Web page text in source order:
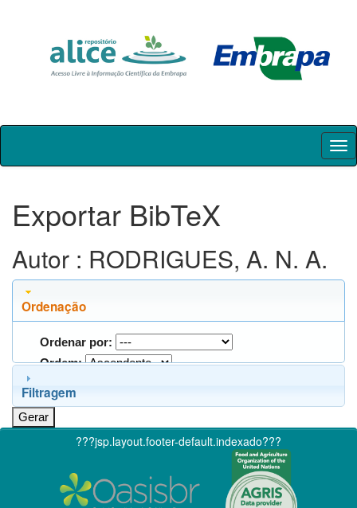
Skip
Exportar BibTeX
Autor : RODRIGUES, A. N. A.
Ordenação
Ordenar por:
Ordem:
Filtragem
???jsp.layout.footer-default.indexado???